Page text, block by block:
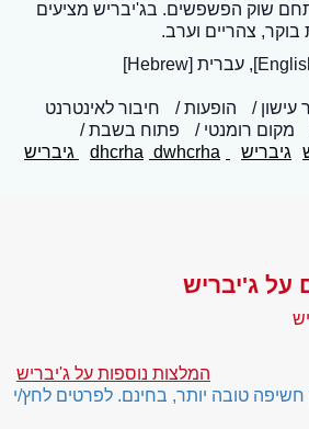
שוק הפשפשים. בג'יבריש מציעים
בוקר, צהריים וערב.
עישון הופעות
חיבור לאינטרנט
מקום רומנטי
פתוח בשבת
גיבריש dwhcrha גיבריש
על ג'יבריש
המלצות נוספות על ג'יבריש
טובה יותר, בחינם. לפרטים לחץ/י